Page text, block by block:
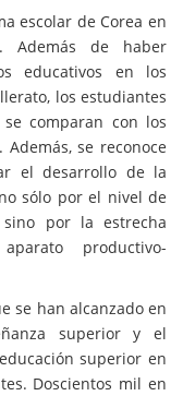
escolar de Corea en
Además de haber
educativos en los
los estudiantes
comparan con los
se reconoce
el desarrollo de la
sólo por el nivel de
por la estrecha
productivo-
se han alcanzado en
superior y el
superior en
Doscientos mil en